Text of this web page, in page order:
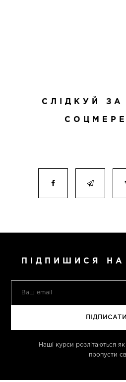
СЛІДКУЙ
ПІДПИШИСЯ
Наші курси розлітаються
пропусти